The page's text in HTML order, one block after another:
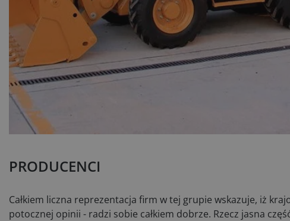
PRODUCENCI
Całkiem liczna reprezentacja firm w tej grupie wskazuje, iż
potocznej opinii - radzi sobie całkiem dobrze. Rzecz jasna